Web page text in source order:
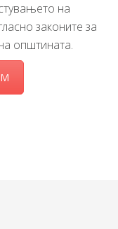
на
законите за
општината.